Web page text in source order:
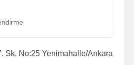
Sk. No:25 Yenimahalle/Ankara